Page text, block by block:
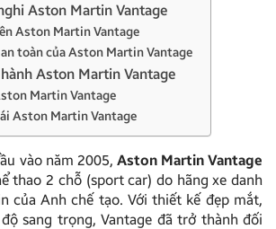
Aston Martin Vantage
Aston Martin Vantage
toàn của Aston Martin Vantage
Aston Martin Vantage
Martin Vantage
Aston Martin Vantage
vào năm 2005, Aston Martin Vantage
thao 2 chỗ (sport car) do hãng xe danh
của Anh chế tạo. Với thiết kế đẹp mắt,
sang trọng, Vantage đã trở thành đối